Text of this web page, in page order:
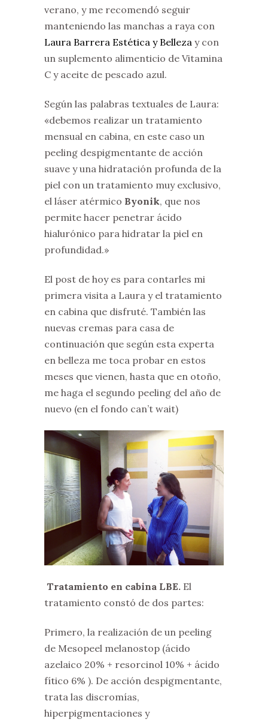
verano, y me recomendó seguir
manteniendo las manchas a raya con
Laura Barrera Estética y Belleza y con
un suplemento alimenticio de Vitamina
C y aceite de pescado azul.
Según las palabras textuales de Laura:
«debemos realizar un tratamiento
mensual en cabina, en este caso un
peeling despigmentante de acción
suave y una hidratación profunda de la
piel con un tratamiento muy exclusivo,
el láser atérmico Byonik, que nos
permite hacer penetrar ácido
hialurónico para hidratar la piel en
profundidad.»
El post de hoy es para contarles mi
primera visita a Laura y el tratamiento
en cabina que disfruté. También las
nuevas cremas para casa de
continuación que según esta experta
en belleza me toca probar en estos
meses que vienen, hasta que en otoño,
me haga el segundo peeling del año de
nuevo (en el fondo can’t wait)
Tratamiento en cabina LBE. El
tratamiento constó de dos partes:
Primero, la realización de un peeling
de Mesopeel melanostop (ácido
azelaico 20% + resorcinol 10% + ácido
fítico 6% ). De acción despigmentante,
trata las discromías,
hiperpigmentaciones y